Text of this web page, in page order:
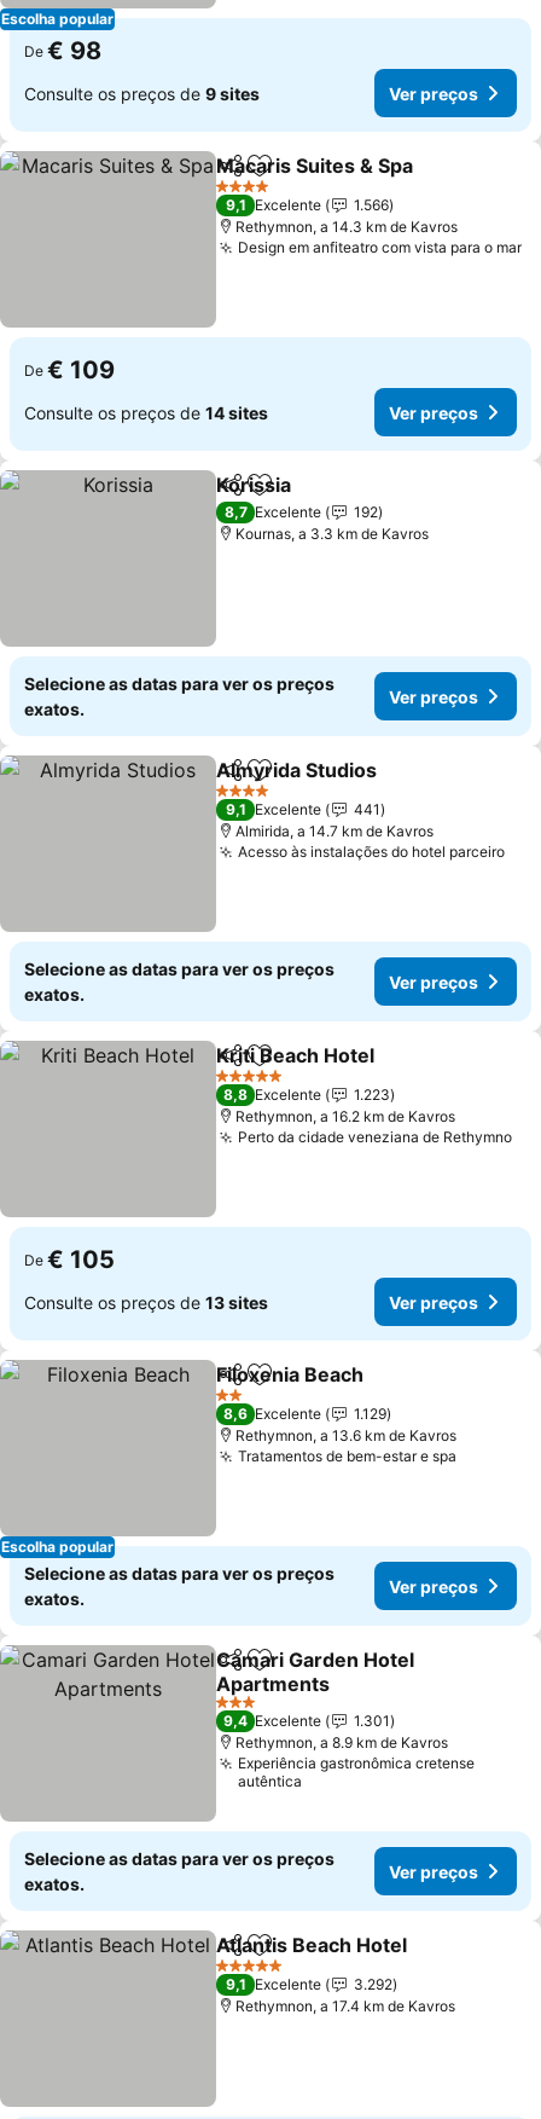
Escolha popular
De € 98
Consulte os preços de 9 sites Ver preços
PartilharAdicionar aos favoritos
Macaris Suites & Spa
4 Estrelas
9,1 Excelente
1.566
Rethymnon, a 14.3 km de Kavros
Design em anfiteatro com vista para o mar
De € 109
Consulte os preços de 14 sites Ver preços
PartilharAdicionar aos favoritos
Korissia
8,7 Excelente
192
Kournas, a 3.3 km de Kavros
Selecione as datas para ver os preços
exatos.
Ver preços
PartilharAdicionar aos favoritos
Almyrida Studios
4 Estrelas
9,1 Excelente
441
Almirida, a 14.7 km de Kavros
Acesso às instalações do hotel parceiroVer
Selecione as datas para ver os preços
exatos.
Ver preços
PartilharAdicionar aos favoritos
Kriti Beach Hotel
5 Estrelas
8,8 Excelente
1.223
Rethymnon, a 16.2 km de Kavros
Perto da cidade veneziana de Rethymno
De € 105
Consulte os preços de 13 sites Ver preços
Escolha popular
PartilharAdicionar aos favoritos
Filoxenia Beach
2 Estrelas
8,6 Excelente
1.129
Rethymnon, a 13.6 km de Kavros
Tratamentos de bem-estar e spa
Selecione as datas para ver os preços
exatos.
Ver preços
PartilharAdicionar aos favoritos
Camari Garden Hotel
Apartments
Ver preços
3 Estrelas
9,4 Excelente
1.301
Rethymnon, a 8.9 km de Kavros
Experiência gastronômica cretense
autêntica
Selecione as datas para ver os preços
exatos.
Ver preços
PartilharAdicionar aos favoritos
Atlantis Beach Hotel
5 Estrelas
9,1 Excelente
3.292
Rethymnon, a 17.4 km de Kavros